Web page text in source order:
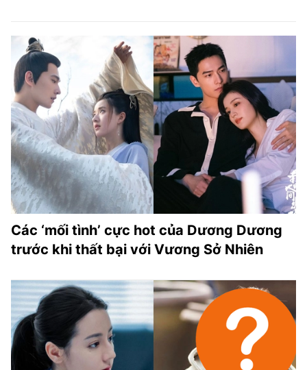
Các ‘mối tình’ cực hot của Dương Dương
trước khi thất bại với Vương Sở Nhiên